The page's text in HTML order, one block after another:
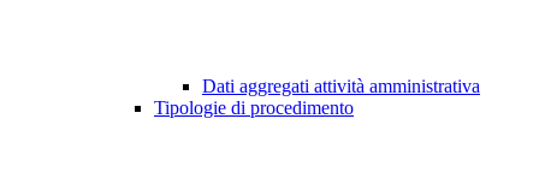
Dati aggregati attività amministrativa
Tipologie di procedimento